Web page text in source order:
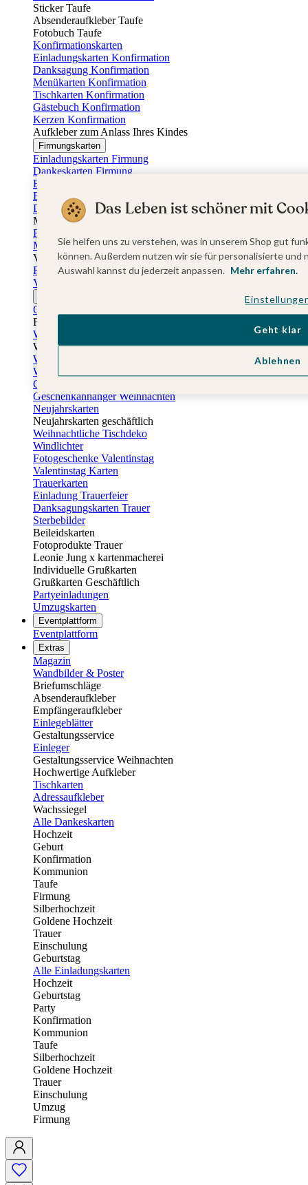
Sticker Taufe
Absenderaufkleber Taufe
Fotobuch Taufe
Konfirmationskarten
Einladungskarten Konfirmation
Danksagung Konfirmation
Menükarten Konfirmation
Tischkarten Konfirmation
Gästebuch Konfirmation
Kerzen Konfirmation
Aufkleber zum Anlass Ihres Kindes
Firmungskarten
Einladungskarten Firmung
Dankeskarten Firmung
Einschulungskarten
Einladungskarten Einschulung
Danksagung Einschulung
Muttertag
Fotogeschenke Muttertag
Muttertagskarten
Vatertag
Fotogeschenke Vatertag
Vatertagskarten
Osterkarten
Fotogeschenke zu Ostern
Weihnachtskarten
Weihnachtskarten selbst gestalten
Weihnachtskarten geschäftlich
Weihnachtsfeier Einladungen
Geschenkaufkleber Weihnachten
Geschenkanhänger Weihnachten
Neujahrskarten
Neujahrskarten geschäftlich
Weihnachtliche Tischdeko
Windlichter
Fotogeschenke Valentinstag
Valentinstag Karten
Trauerkarten
Einladung Trauerfeier
Danksagungskarten Trauer
Sterbebilder
Beileidskarten
Fotoprodukte Trauer
Leonie Jung x kartenmacherei
Individuelle Grußkarten
Grußkarten Geschäftlich
Partyeinladungen
Umzugskarten
Eventplattform
Eventplattform
Extras
Magazin
Wandbilder & Poster
Briefumschläge
Absenderaufkleber
Empfängeraufkleber
Einlegeblätter
Gestaltungsservice
Einleger
Gestaltungsservice Weihnachten
Hochwertige Aufkleber
Tischkarten
Adressaufkleber
Wachssiegel
Alle Dankeskarten
Hochzeit
Geburt
Konfirmation
Kommunion
Taufe
Firmung
Silberhochzeit
Goldene Hochzeit
Trauer
Einschulung
Geburtstag
Alle Einladungskarten
Hochzeit
Geburtstag
Party
Konfirmation
Kommunion
Taufe
Silberhochzeit
Goldene Hochzeit
Trauer
Einschulung
Umzug
Firmung
Das Leben ist schöner mit
Sie helfen uns zu verstehen, was in unserem Shop gut
können. Außerdem nutzen wir sie für personalisierte
Auswahl kannst du jederzeit anpassen. Mehr erfahren.
Ablehnen
Geht klar